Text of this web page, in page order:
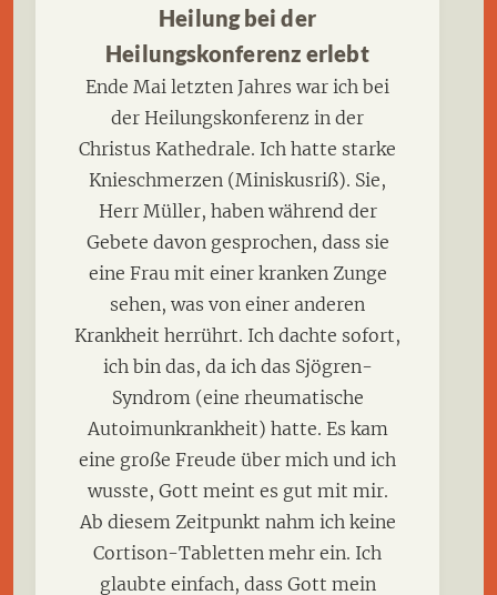
Heilung bei der
Heilungskonferenz erlebt
Ende Mai letzten Jahres war ich bei
der Heilungskonferenz in der
Christus Kathedrale. Ich hatte starke
Knieschmerzen (Miniskusriß). Sie,
Herr Müller, haben während der
Gebete davon gesprochen, dass sie
eine Frau mit einer kranken Zunge
sehen, was von einer anderen
Krankheit herrührt. Ich dachte sofort,
ich bin das, da ich das Sjögren-
Syndrom (eine rheumatische
Autoimunkrankheit) hatte. Es kam
eine große Freude über mich und ich
wusste, Gott meint es gut mit mir.
Ab diesem Zeitpunkt nahm ich keine
Cortison-Tabletten mehr ein. Ich
glaubte einfach, dass Gott mein